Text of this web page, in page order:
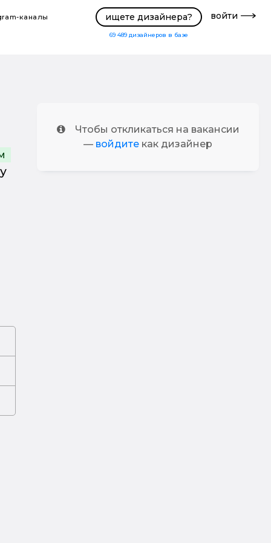
каналы ищете дизайнера?
69 489 дизайнеров в базе
войти
Чтобы откликаться на вакансии
— войдите как дизайнер